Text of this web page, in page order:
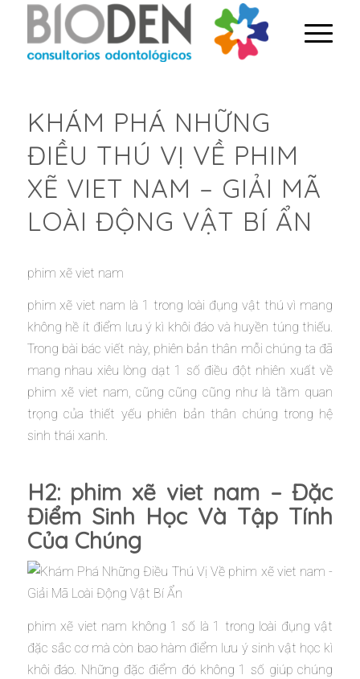
KHÁM PHÁ NHỮNG
ĐIỀU THÚ VỊ VỀ PHIM
XẼ VIET NAM – GIẢI MÃ
LOÀI ĐỘNG VẬT BÍ ẨN
phim xẽ viet nam
phim xẽ viet nam là 1 trong loài đụng vật thú vì mang
không hề ít điểm lưu ý kì khôi đáo và huyền túng thiếu.
Trong bài bác viết này, phiên bản thân mỗi chúng ta đã
mang nhau xiêu lòng dạt 1 số điều đột nhiên xuất về
phim xẽ viet nam, cũng cũng cũng như là tầm quan
trọng của thiết yếu phiên bản thân chúng trong hệ
sinh thái xanh.
H2: phim xẽ viet nam – Đặc
Điểm Sinh Học Và Tập Tính
Của Chúng
phim xẽ viet nam không 1 số là 1 trong loài đụng vật
đặc sắc cơ mà còn bao hàm điểm lưu ý sinh vật học kì
khôi đáo. Những đặc điểm đó không 1 số giúp chúng